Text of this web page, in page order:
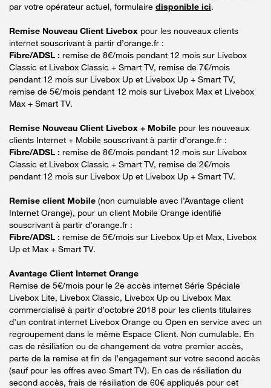
par votre opérateur actuel, formulaire disponible ici.
Remise Nouveau Client Livebox pour les nouveaux clients
internet souscrivant à partir d’orange.fr :
Fibre/ADSL : remise de 8€/mois pendant 12 mois sur Livebox
Classic et Livebox Classic + Smart TV, remise de 7€/mois
pendant 12 mois sur Livebox Up et Livebox Up + Smart TV,
remise de 5€/mois pendant 12 mois sur Livebox Max et Livebox
Max + Smart TV.
Remise Nouveau Client Livebox + Mobile pour les nouveaux
clients Internet + Mobile souscrivant à partir d’orange.fr :
Fibre/ADSL : remise de 8€/mois pendant 12 mois sur Livebox
Classic et Livebox Classic + Smart TV, remise de 2€/mois
pendant 12 mois sur Livebox Up et Livebox Up + Smart TV.
Remise client Mobile (non cumulable avec l’Avantage client
Internet Orange), pour un client Mobile Orange identifié
souscrivant à partir d’orange.fr :
Fibre/ADSL : remise de 5€/mois sur Livebox Up et Max, Livebox
Up et Max + Smart TV.
Avantage Client Internet Orange
Remise de 5€/mois pour le 2e accès internet Série Spéciale
Livebox Lite, Livebox Classic, Livebox Up ou Livebox Max
commercialisé à partir d’octobre 2018 pour les clients titulaires
d’un contrat internet Livebox Orange ou Open en service avec un
regroupement dans le même Espace Client. Non cumulable. En
cas de résiliation ou de changement de votre premier accès,
perte de la remise et fin de l’engagement sur votre second accès
(sauf pour les offres avec Smart TV). En cas de résiliation du
second accès, frais de résiliation de 60€ appliqués pour cet